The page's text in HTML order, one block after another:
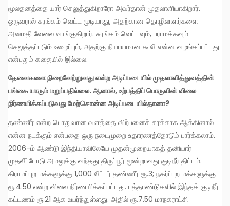
மூலதனத்தை யார் செலுத்துகிறாரோ அவர்தான் முதலாளியாகிறார்.
ஒருவரால் சுரங்கம் வெட்ட முடியாது, அதற்கான தொழிலாளர்களை
அமைதி வேலை வாங்குகிறார். சுரங்கம் வெட்டவும், பராமக்கவும்
செலுத்தப்படும் உழைப்பும், அதற்கு நியாயமான கூலி என்ன வழங்கப்பட்டது
என்பதும் கதையில் இல்லை.
தேவைகளை நிறைவேற்றுவது என்ற அடிப்படையில் முதலாளித்துவத்தின்
பங்கை யாரும் மறுப்பதில்லை. ஆனால், உற்பத்திப் பொருளின் விலை
நிர்ணயிக்கப்படுவது மேற்சொன்ன அடிப்படையில்தானா?
தண்ணீர் என்ற பொதுவான வளத்தை விற்பனைச் சரக்காக ஆக்கினால்
என்ன நடக்கும் என்பதை ஒரு நடைமுறை உதாரணத்தோடும் பார்க்கலாம்.
2006-ம் ஆண்டு இந்தியாவிலேயே முதன்முறையாகத் தனியார்
முதலீட்டோடு அமலுக்கு வந்தது திருப்பூர் மூன்றாவது குடிநீர் திட்டம்.
கிராமப்புற மக்களுக்கு 1,000 லிட்டர் தண்ணீர் ரூ.3; நகர்ப்புற மக்களுக்கு
ரூ.4.50 என்ற விலை நிர்ணயிக்கப்பட்டது. பத்தாண்டுகளில் இந்தக் குடிநீர்
கட்டணம் ரூ.21 ஆக உயர்ந்துள்ளது. அதில் ரூ.7.50 மாநகராட்சி